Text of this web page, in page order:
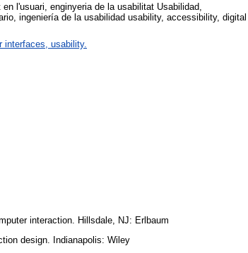
l'usuari, enginyeria de la usabilitat Usabilidad,
ingeniería de la usabilidad usability, accessibility, digital
interfaces, usability.
interaction. Hillsdale, NJ: Erlbaum
design. Indianapolis: Wiley